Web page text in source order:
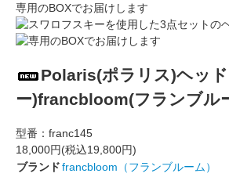
専用のBOXでお届けします
Polaris(ポラリス)ヘッ
ー)francbloom(フランブル
型番： franc145
18,000円(税込19,800円)
ブランドfrancbloom（フランブルーム）